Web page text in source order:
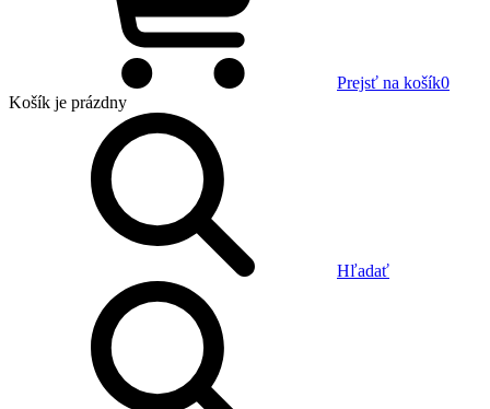
Prejsť na košík0
Košík je prázdny
Hľadať